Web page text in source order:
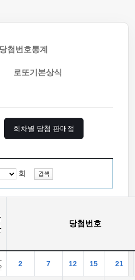
당첨번호통계
로또기본상식
회차별 당첨 판매점
회
당첨번호
2 7 12 15 21